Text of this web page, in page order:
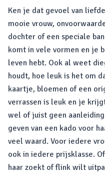
Ken je dat gevoel van
mooie vrouw,
dochter of een speciale
komt in vele vormen en je
leven hebt. Ook al weet
houdt, hoe leuk is het om
kaartje, bloemen of een
verrassen is leuk en je
wel of juist geen
geven van een kado voor
veel waard. Voor iedere
ook in iedere prijsklasse.
haar zoekt of flink wilt